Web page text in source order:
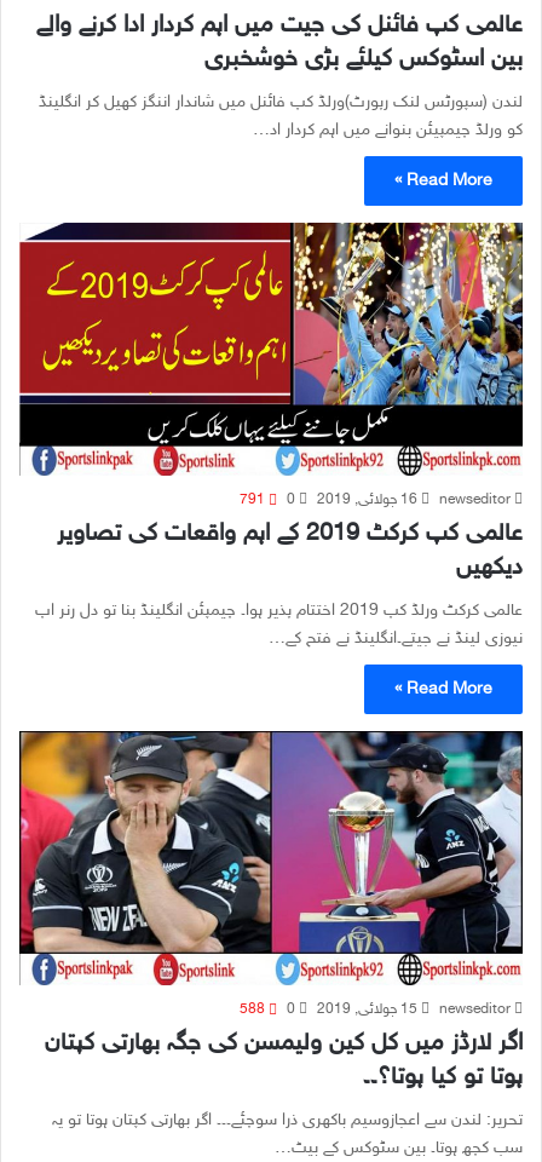
عالمی کپ فائنل کی جیت میں اہم کردار ادا کرنے والے
بین اسٹوکس کیلئے بڑی خوشخبری
لندن (سپورٹس لنک رپورٹ)ورلڈ کپ فائنل میں شاندار اننگز کھیل کر انگلینڈ
کو ورلڈ چیمپیئن بنوانے میں اہم کردار اد…
Read More »
newseditor 16 جولائی, 2019 0
791
عالمی کپ کرکٹ 2019 کے اہم واقعات کی تصاویر
دیکھیں
عالمی کرکٹ ورلڈ کپ 2019 اختتام پذیر ہوا۔ چیمپئن انگلینڈ بنا تو دل رنر اپ
نیوزی لینڈ نے جیتے۔انگلینڈ نے فتح کے…
Read More »
newseditor 15 جولائی, 2019 0
588
اگر لارڈز میں کل کین ولیمسن کی جگہ بھارتی کپتان
ہوتا تو کیا ہوتا؟۔۔
تحریر: لندن سے اعجازوسیم باکھری ذرا سوچئے۔۔۔ اگر بھارتی کپتان ہوتا تو یہ
سب کچھ ہوتا۔ بین سٹوکس کے بیٹ…